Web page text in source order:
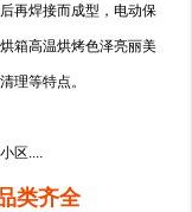
再焊接而成型，电动保
箱高温烘烤色泽亮丽美
理等特点。
区....
类齐全